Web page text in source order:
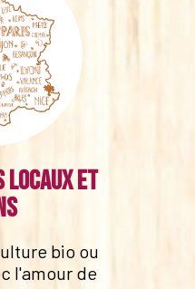
locaux et
bio ou
l'amour de